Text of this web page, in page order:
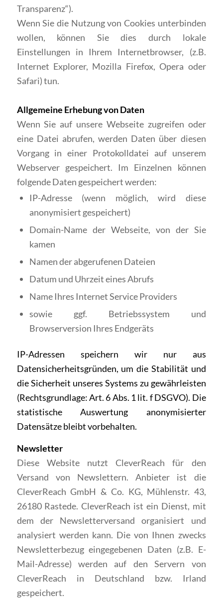
Transparenz“).
Wenn Sie die Nutzung von Cookies unterbinden
wollen, können Sie dies durch lokale
Einstellungen in Ihrem Internetbrowser, (z.B.
Internet Explorer, Mozilla Firefox, Opera oder
Safari) tun.
Allgemeine Erhebung von Daten
Wenn Sie auf unsere Webseite zugreifen oder
eine Datei abrufen, werden Daten über diesen
Vorgang in einer Protokolldatei auf unserem
Webserver gespeichert. Im Einzelnen können
folgende Daten gespeichert werden:
IP-Adresse (wenn möglich, wird diese
anonymisiert gespeichert)
Domain-Name der Webseite, von der Sie
kamen
Namen der abgerufenen Dateien
Datum und Uhrzeit eines Abrufs
Name Ihres Internet Service Providers
sowie ggf. Betriebssystem und
Browserversion Ihres Endgeräts
IP-Adressen speichern wir nur aus
Datensicherheitsgründen, um die Stabilität und
die Sicherheit unseres Systems zu gewährleisten
(Rechtsgrundlage: Art. 6 Abs. 1 lit. f DSGVO). Die
statistische Auswertung anonymisierter
Datensätze bleibt vorbehalten.
Newsletter
Diese Website nutzt CleverReach für den
Versand von Newslettern. Anbieter ist die
CleverReach GmbH & Co. KG, Mühlenstr. 43,
26180 Rastede. CleverReach ist ein Dienst, mit
dem der Newsletterversand organisiert und
analysiert werden kann. Die von Ihnen zwecks
Newsletterbezug eingegebenen Daten (z.B. E-
Mail-Adresse) werden auf den Servern von
CleverReach in Deutschland bzw. Irland
gespeichert.